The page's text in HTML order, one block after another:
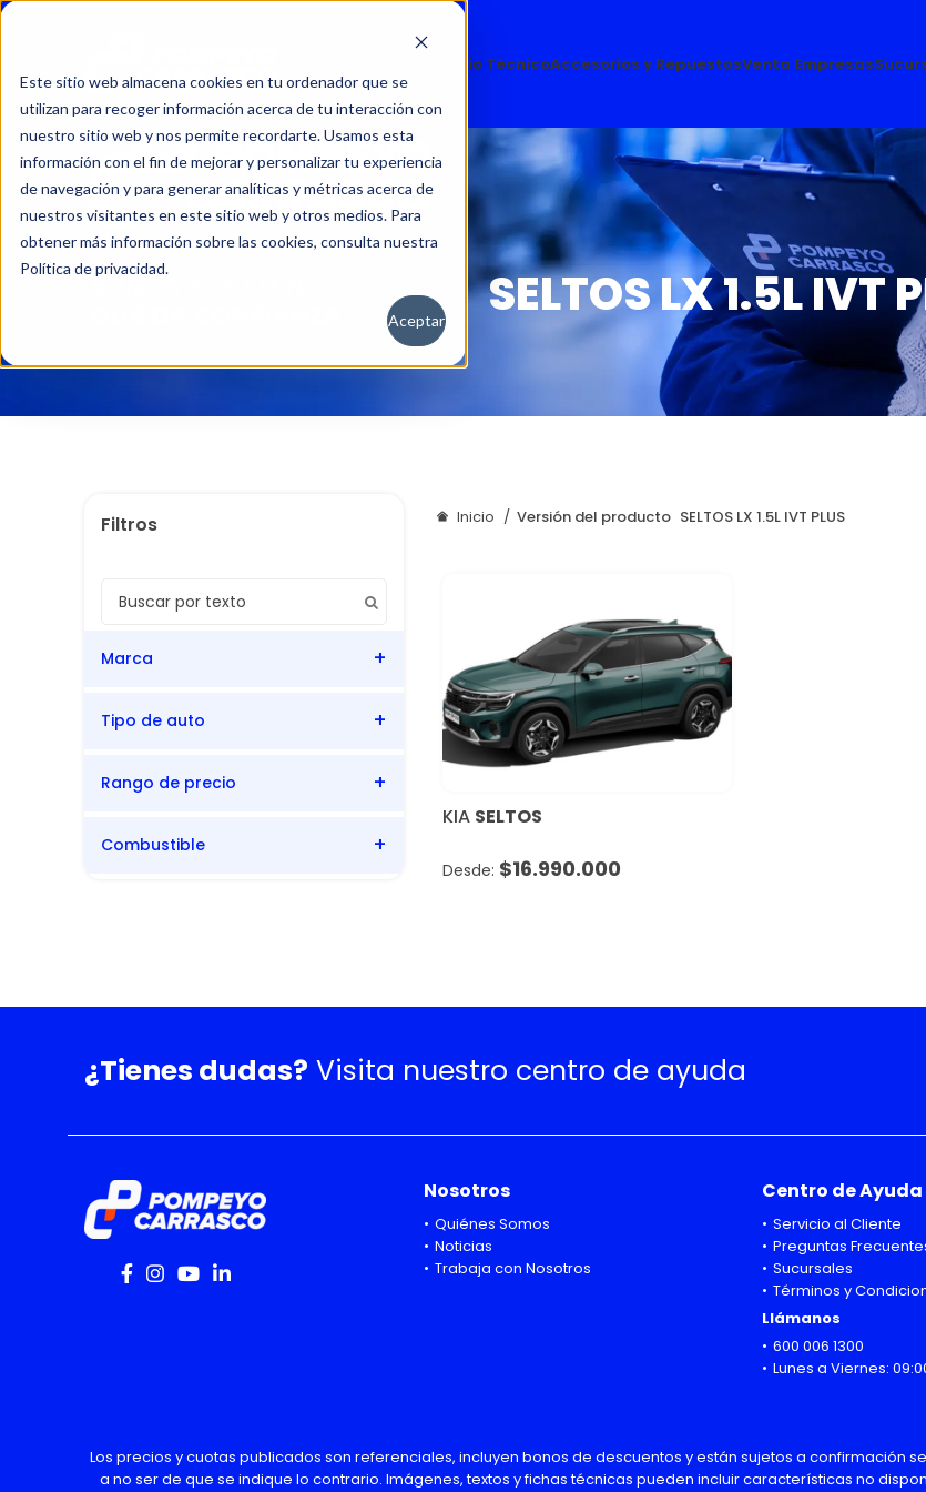
Este sitio web almacena cookies en tu ordenador que se
utilizan para recoger información acerca de tu interacción con
nuestro sitio web y nos permite recordarte. Usamos esta
información con el fin de mejorar y personalizar tu experiencia
de navegación y para generar analíticas y métricas acerca de
nuestros visitantes en este sitio web y otros medios. Para
obtener más información sobre las cookies, consulta nuestra
Política de privacidad.
Aceptar
Servicio TécnicoAccesorios y RepuestosVenta Empresas
SELTOS LX 1.5L IVT
Marca
Kia
Tipo de auto
SUV
Rango de precio
Combustible
Inicio Versión del producto SELTOS LX 1.5L IVT PLUS
KIA SELTOS
$16.990.000
¿Tienes dudas? Visita nuestro centro de ayuda
Nosotros
Quiénes Somos
Noticias
Trabaja con Nosotros
Centro de Ayuda
Servicio al Cliente
Preguntas
Sucursales
Términos y
Llámanos
600 006 1300
Lunes a Viernes:
Los precios y cuotas publicados son referenciales, incluyen bonos de descuentos y están sujetos a confirmación
a no ser de que se indique lo contrario. Imágenes, textos y fichas técnicas pueden incluir características no